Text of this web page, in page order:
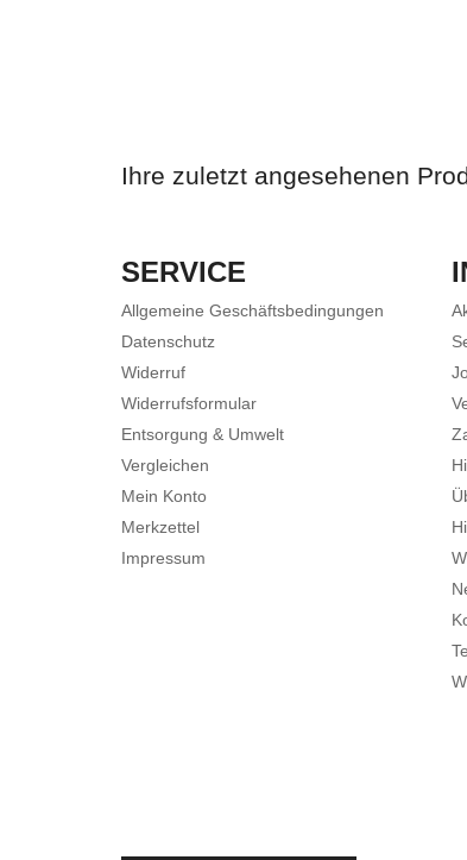
Ihre zuletzt angesehenen
SERVICE
Allgemeine Geschäftsbedingungen
Datenschutz
Widerruf
Widerrufsformular
Entsorgung & Umwelt
Vergleichen
Mein Konto
Merkzettel
Impressum